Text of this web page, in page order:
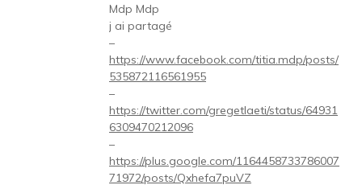
Mdp Mdp
j ai partagé
–
https://www.facebook.com/titia.mdp/posts/
535872116561955
–
https://twitter.com/gregetlaeti/status/64931
6309470212096
–
https://plus.google.com/1164458733786007
71972/posts/Qxhefa7puVZ